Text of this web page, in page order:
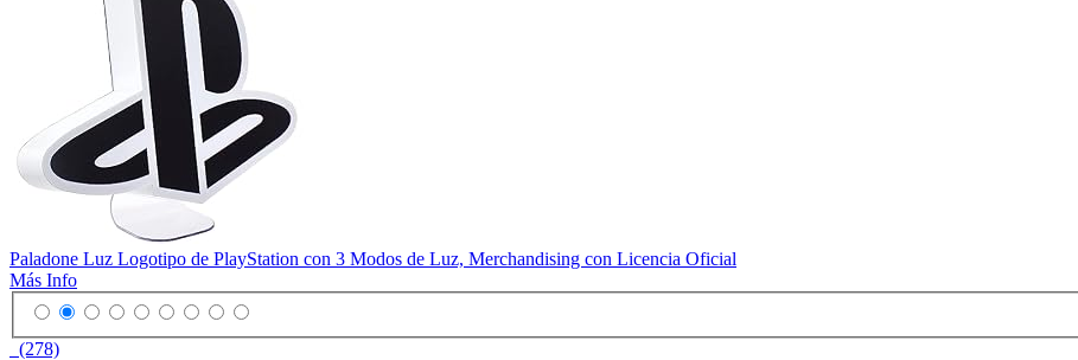
Paladone Luz Logotipo de PlayStation con 3 Modos de Luz, Merchandising con Licencia Oficial
Más Info
(278)